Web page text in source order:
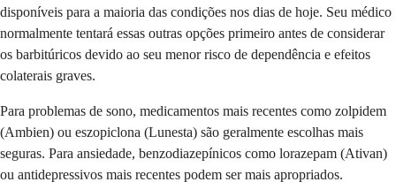
disponíveis para a maioria das condições nos dias de hoje. Seu médico
normalmente tentará essas outras opções primeiro antes de considerar
os barbitúricos devido ao seu menor risco de dependência e efeitos
colaterais graves.
Para problemas de sono, medicamentos mais recentes como zolpidem
(Ambien) ou eszopiclona (Lunesta) são geralmente escolhas mais
seguras. Para ansiedade, benzodiazepínicos como lorazepam (Ativan)
ou antidepressivos mais recentes podem ser mais apropriados.